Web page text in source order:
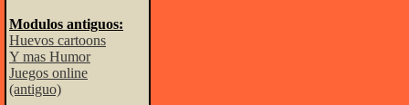
Modulos antiguos:
Huevos cartoons
Y mas Humor
Juegos online
(antiguo)